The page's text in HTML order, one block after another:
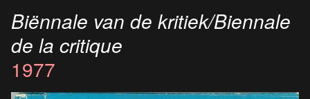
Biënnale van de kritiek/Biennale
de la critique
1977